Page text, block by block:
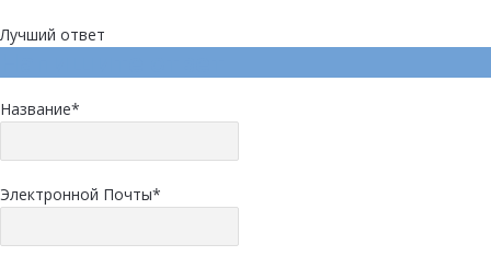
Лучший ответ
Название*
Электронной Почты*